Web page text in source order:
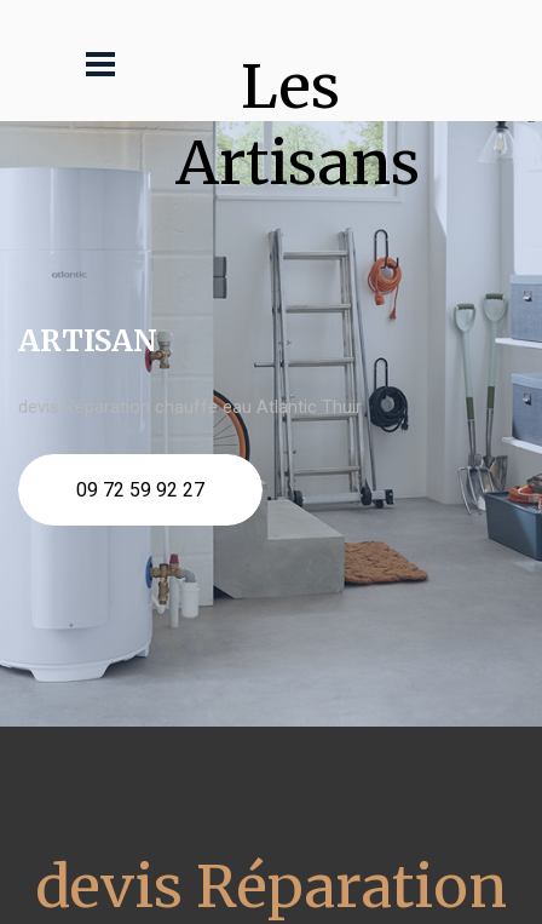
Les
Artisans
ARTISAN
devis Réparation chauffe eau Atlantic Thuir
09 72 59 92 27
devis Réparation